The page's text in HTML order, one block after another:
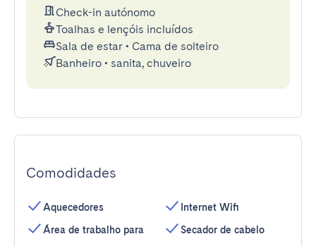
Check-in autónomo
Toalhas e lençóis incluídos
Sala de estar • Cama de solteiro
Banheiro • sanita, chuveiro
Comodidades
Aquecedores
Área de trabalho para
Internet Wifi
Secador de cabelo